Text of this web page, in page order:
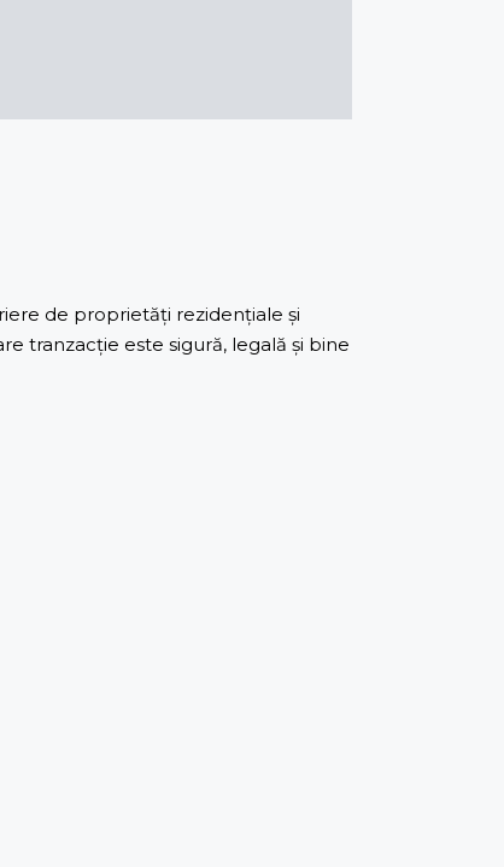
de proprietăți rezidențiale și
tranzacție este sigură, legală și bine